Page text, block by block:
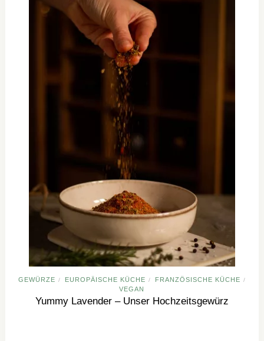
GEWÜRZE / EUROPÄISCHE KÜCHE / FRANZÖSISCHE KÜCHE /
VEGAN
Yummy Lavender – Unser Hochzeitsgewürz